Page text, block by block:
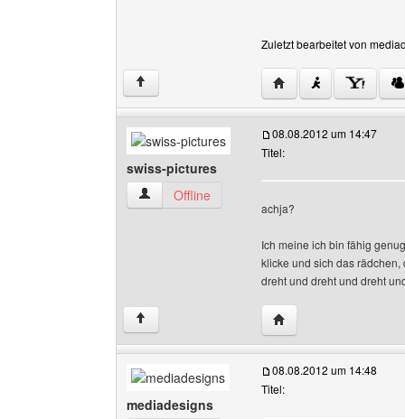
Zuletzt bearbeitet von
↑ Website dieses
swiss-pictures
swiss-pictures Benutzer-Profile anzeigen
Offline
08.08.2012 um 14:47
Titel:
achja?
Ich meine ich bin fähig
klicke und sich das
dreht und dreht und dreht
↑ Website dieses
mediadesigns
08.08.2012 um 14:48
Titel: